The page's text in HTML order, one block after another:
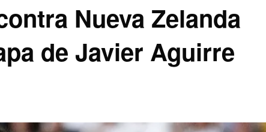
Nueva Zelanda
de Javier Aguirre